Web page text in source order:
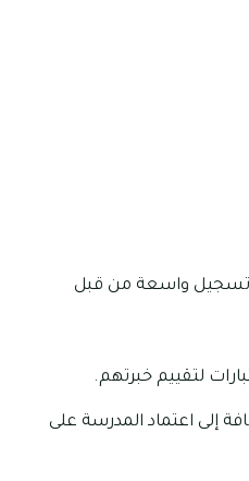
تسجيل واسعة من قبل
لتقييم خبرتهم.
إلى اعتماد المدرسة على